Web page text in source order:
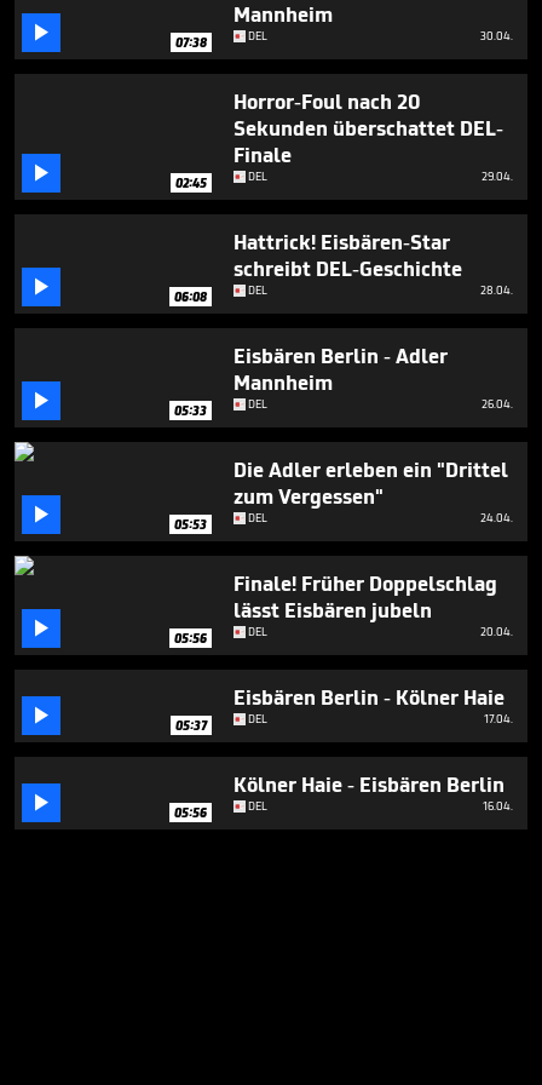
5
minutes,
51
seconds
 07:38
Mannheim
DEL 30.04.
 02:45
Horror-Foul nach 20
Sekunden überschattet DEL-
Finale
DEL 29.04.
 06:08
Hattrick! Eisbären-Star
schreibt DEL-Geschichte
DEL 28.04.
 05:33
Eisbären Berlin - Adler
Mannheim
DEL 26.04.
 05:53
Die Adler erleben ein "Drittel
zum Vergessen"
DEL 24.04.
 05:56
Finale! Früher Doppelschlag
lässt Eisbären jubeln
DEL 20.04.
 05:37
Eisbären Berlin - Kölner Haie
DEL 17.04.
 05:56
Kölner Haie - Eisbären Berlin
DEL 16.04.